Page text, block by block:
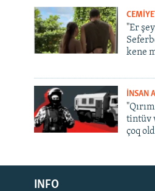
Русский
Українською
"Er
kene
İNSAN
tintüv
çoq
INFO